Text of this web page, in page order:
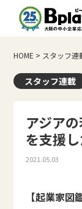
HOME > スタッフ連
スタッフ連載
アジア
を支援
2021.05.03
【起業家図